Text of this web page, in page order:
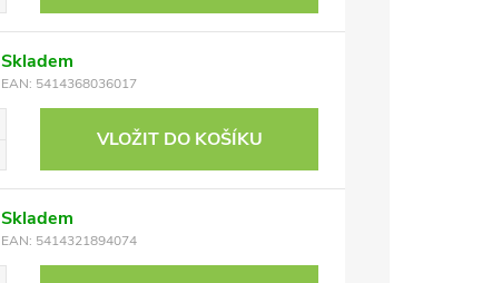
Skladem
EAN: 5414368036017
VLOŽIT DO KOŠÍKU
Skladem
EAN: 5414321894074